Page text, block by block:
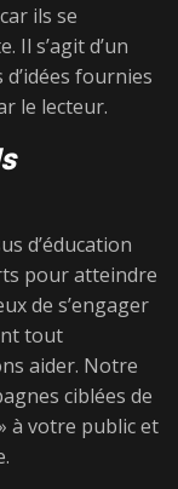
ils se
Il s’agit d’un
fournies
le lecteur.
d’éducation
pour atteindre
de s’engager
tout
aider. Notre
ciblées de
à votre public et